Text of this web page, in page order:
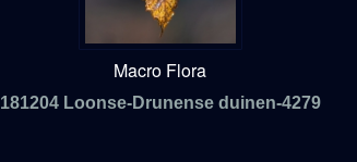
Macro Flora
181204 Loonse-Drunense duinen-4279